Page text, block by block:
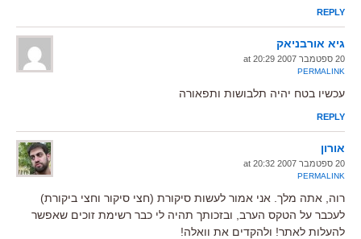
REPLY
גיא אורבניאק
20 ספטמבר 2007 at 20:29
PERMALINK
עכשיו בטח יהיה תלבושות ותפאורה
REPLY
אורון
20 ספטמבר 2007 at 20:32
PERMALINK
רוה, אתה מלך. אני אמור לעשות סיקורת (חצי סיקור וחצי ביקורת)
לעכבר על הטקס הערב, ובזכותך תהיה לי כבר רשימת זוכים שאפשר
להעלות לאתר! ולהקדים את וואלה!